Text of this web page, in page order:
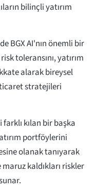
bilinçli yatırım
BGX AI'nın önemli bir
toleransını, yatırım
alarak bireysel
stratejileri
kılan bir başka
portföylerini
olanak tanıyarak
kaldıkları riskler